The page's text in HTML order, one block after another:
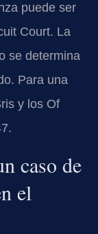
puede ser
Court. La
se determina
Para una
y los Of
caso de
el